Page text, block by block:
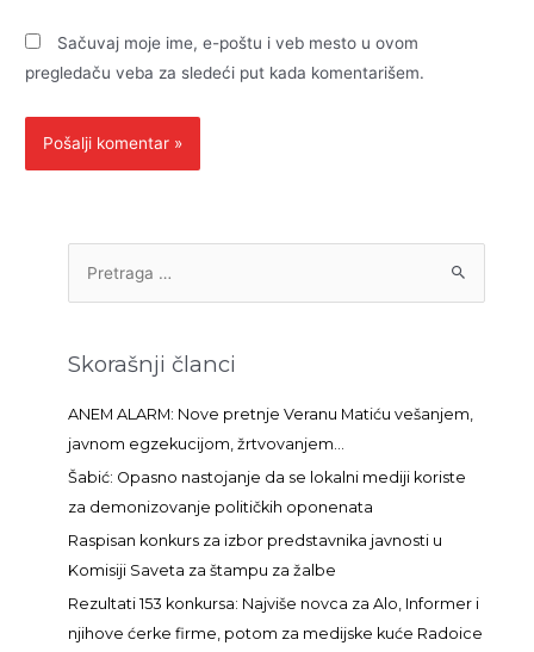
Sačuvaj moje ime, e-poštu i veb mesto u ovom
pregledaču veba za sledeći put kada komentarišem.
r
a
g
a
Skorašnji članci
ANEM ALARM: Nove pretnje Veranu Matiću vešanjem,
javnom egzekucijom, žrtvovanjem…
Šabić: Opasno nastojanje da se lokalni mediji koriste
za demonizovanje političkih oponenata
Raspisan konkurs za izbor predstavnika javnosti u
Komisiji Saveta za štampu za žalbe
Rezultati 153 konkursa: Najviše novca za Alo, Informer i
njihove ćerke firme, potom za medijske kuće Radoice